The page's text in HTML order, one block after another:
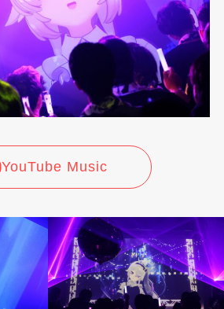
YouTube Music